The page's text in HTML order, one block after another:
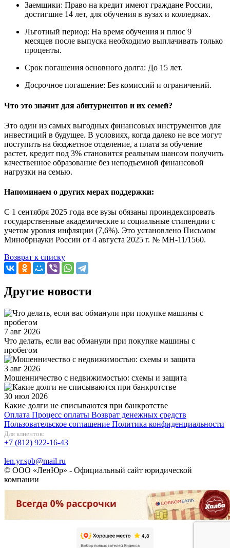
Заемщики: Право на кредит имеют граждане России,
достигшие 14 лет, для обучения в вузах и колледжах.
Льготный период: На время обучения и плюс 9
месяцев после выпуска необходимо выплачивать только
проценты.
Срок погашения основного долга: До 15 лет.
Досрочное погашение: Без комиссий и ограничений.
Что это значит для абитуриентов и их семей?
Это один из самых выгодных финансовых инструментов для
инвестиций в будущее. В условиях, когда далеко не все могут
поступить на бюджетное отделение, а плата за обучение
растет, кредит под 3% становится реальным шансом получить
качественное образование без неподъемной финансовой
нагрузки на семью.
Напоминаем о других мерах поддержки:
С 1 сентября 2025 года все вузы обязаны проиндексировать
государственные академические и социальные стипендии с
учетом уровня инфляции (7,6%). Это установлено Письмом
Минобрнауки России от 4 августа 2025 г. № МН-11/1560.
Возврат к списку
Другие новости
7 авг 2026
Что делать, если вас обманули при покупке машины с
пробегом
3 авг 2026
Мошенничество с недвижимостью: схемы и защита
30 июл 2026
Какие долги не списываются при банкротстве
Оплата Процесс оплаты Возврат денежных средств
Пользовательское соглашение Политика конфиденциальности
Для клиентов:
+7 (812) 922-16-43
len.yr.spb@mail.ru
© ООО «ЛенЮр» - Официальный сайт юридической
компании